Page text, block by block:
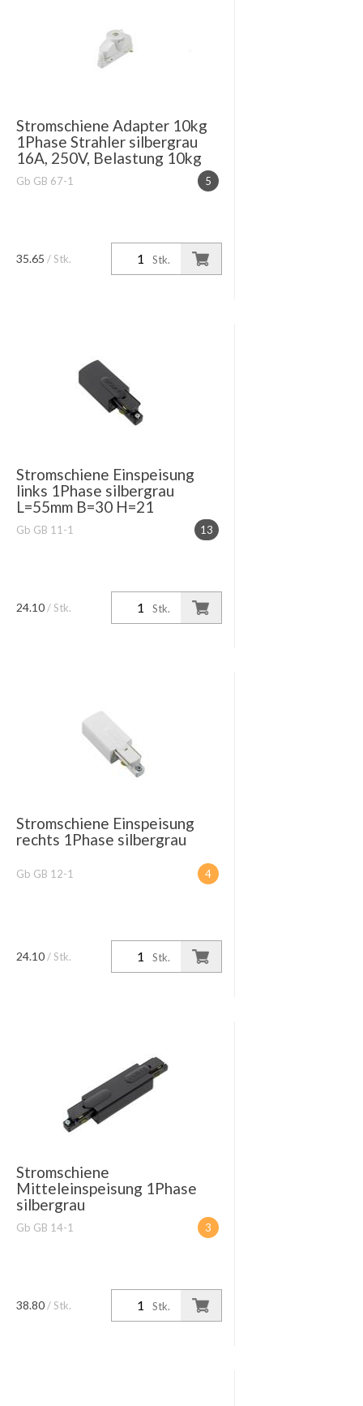
Stromschiene Adapter 10kg
1Phase Strahler silbergrau
16A, 250V, Belastung 10kg
5
Gb GB 67-1
Stk.
35.65 / Stk.
Stromschiene Einspeisung
links 1Phase silbergrau
L=55mm B=30 H=21
13
Gb GB 11-1
Stk.
24.10/ Stk.
Stromschiene Einspeisung
rechts 1Phase silbergrau
4
Gb GB 12-1
Stk.
24.10/ Stk.
Stromschiene
Mitteleinspeisung 1Phase
silbergrau
3
Gb GB 14-1
Stk.
38.80/ Stk.